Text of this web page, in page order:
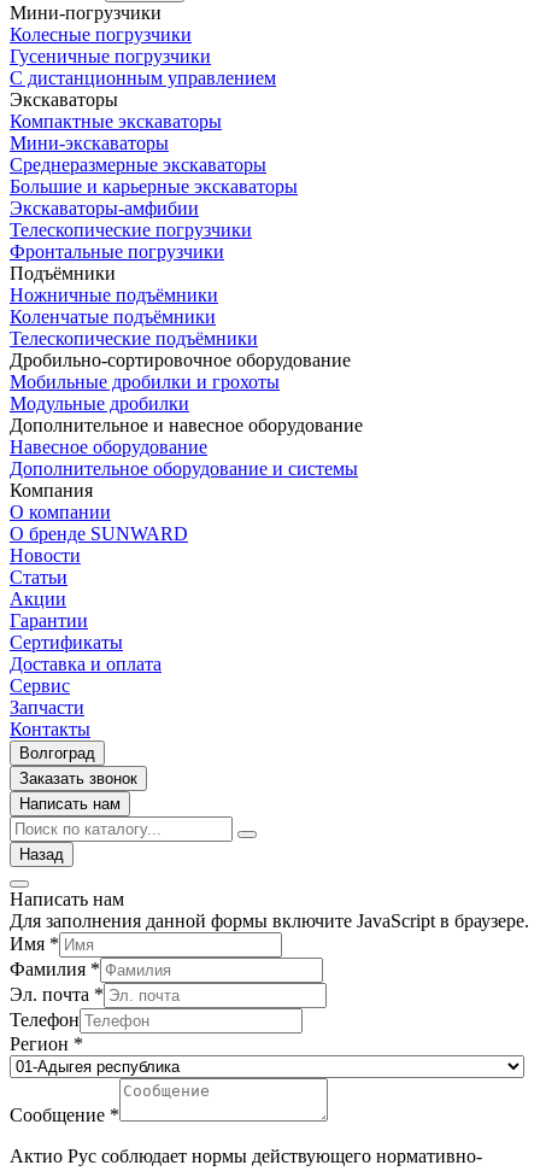
Мини-погрузчики
Колесные погрузчики
Гусеничные погрузчики
С дистанционным управлением
Экскаваторы
Компактные экскаваторы
Мини-экскаваторы
Среднеразмерные экскаваторы
Большие и карьерные экскаваторы
Экскаваторы-амфибии
Телескопические погрузчики
Фронтальные погрузчики
Подъёмники
Ножничные подъёмники
Коленчатые подъёмники
Телескопические подъёмники
Дробильно-сортировочное оборудование
Мобильные дробилки и грохоты
Модульные дробилки
Дополнительное и навесное оборудование
Навесное оборудование
Дополнительное оборудование и системы
Компания
О компании
О бренде SUNWARD
Новости
Статьи
Акции
Гарантии
Сертификаты
Доставка и оплата
Сервис
Запчасти
Контакты
Волгоград
Заказать звонок
Написать нам
Назад
Написать нам
Для заполнения данной формы включите JavaScript в браузере.
Имя *
Фамилия *
Эл. почта *
Телефон
Регион *
Сообщение *
Актио Рус соблюдает нормы действующего нормативно-